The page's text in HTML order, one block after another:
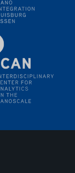
Viktorija
München